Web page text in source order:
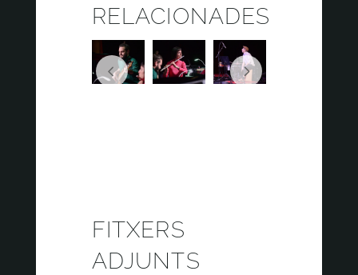
RELACIONADES
FITXERS
ADJUNTS